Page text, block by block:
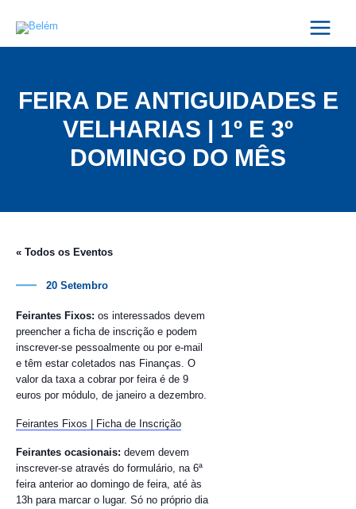
FEIRA DE ANTIGUIDADES E
VELHARIAS | 1º E 3º
DOMINGO DO MÊS
« Todos os Eventos
20 Setembro
Feirantes Fixos: os interessados devem
preencher a ficha de inscrição e podem
inscrever-se pessoalmente ou por e-mail
e têm estar coletados nas Finanças. O
valor da taxa a cobrar por feira é de 9
euros por módulo, de janeiro a dezembro.
Feirantes Fixos | Ficha de Inscrição
Feirantes ocasionais: devem devem
inscrever-se através do formulário, na 6ª
feira anterior ao domingo de feira, até às
13h para marcar o lugar. Só no próprio dia